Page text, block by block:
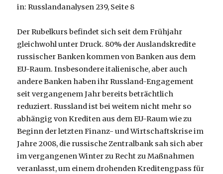
in: Russlandanalysen 239, Seite 8
Der Rubelkurs befindet sich seit dem Frühjahr
gleichwohl unter Druck. 80% der Auslandskredite
russischer Banken kommen von Banken aus dem
EU-Raum. Insbesondere italienische, aber auch
andere Banken haben ihr Russland-Engagement
seit vergangenem Jahr bereits beträchtlich
reduziert. Russland ist bei weitem nicht mehr so
abhängig von Krediten aus dem EU-Raum wie zu
Beginn der letzten Finanz- und Wirtschaftskrise im
Jahre 2008, die russische Zentralbank sah sich aber
im vergangenen Winter zu Recht zu Maßnahmen
veranlasst, um einem drohenden Kreditengpass für